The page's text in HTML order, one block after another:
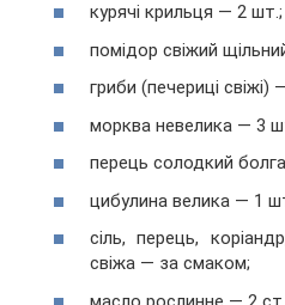
курячі крильця — 2 шт.;
помідор свіжий
гриби (печериці свіжі)
морква невелика — 3
перець солодкий
цибулина велика — 1
сіль, перець,
свіжа — за смаком;